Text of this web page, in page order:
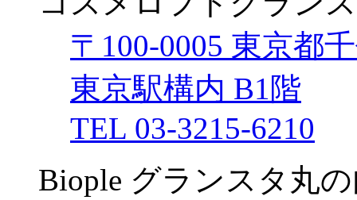
〒100-0005 東京都
東京駅構内 B1階
TEL 03-3215-6210
Biople グランスタ丸